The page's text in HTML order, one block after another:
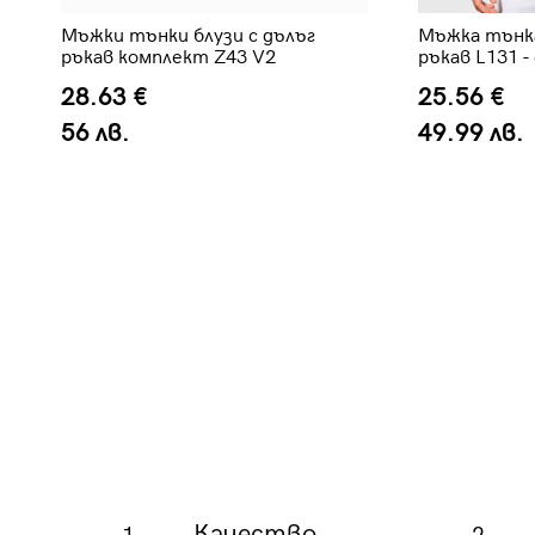
Мъжки тънки блузи с дълъг
ръкав комплект Z43 V2
28.63 €
56 лв.
Мъжка
ръкав L131
25.56 €
49.99 лв.